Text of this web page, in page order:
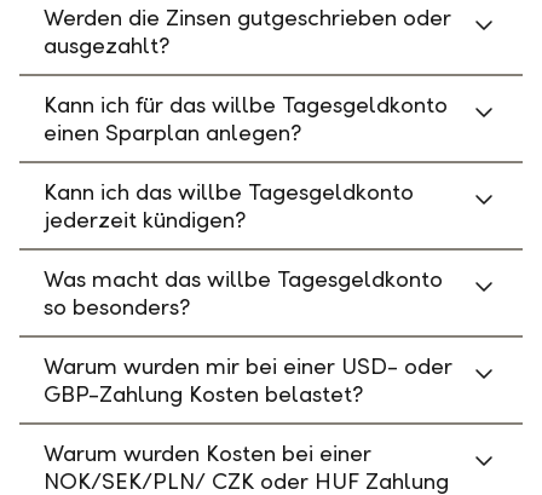
Werden die Zinsen gutgeschrieben oder
ausgezahlt?
Kann ich für das willbe Tagesgeldkonto
einen Sparplan anlegen?
Kann ich das willbe Tagesgeldkonto
jederzeit kündigen?
Was macht das willbe Tagesgeldkonto
so besonders?
Warum wurden mir bei einer USD- oder
GBP-Zahlung Kosten belastet?
Warum wurden Kosten bei einer
NOK/SEK/PLN/ CZK oder HUF Zahlung